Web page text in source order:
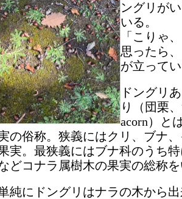
ングリが
いる。
「こりゃ
思ったら
が立って
ドングリ
り（団栗
acorn）と
の俗称。狭義にはクリ、ブナ
実。最狭義にはブナ科のうち
どコナラ属樹木の果実の総称
純にドングリはナラの木から